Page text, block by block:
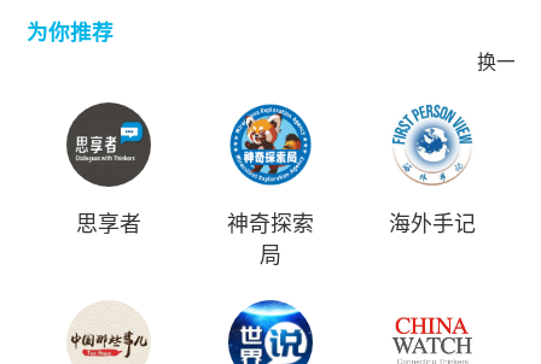
为你推荐
换一批
思享者
神奇探索
局
海外手记